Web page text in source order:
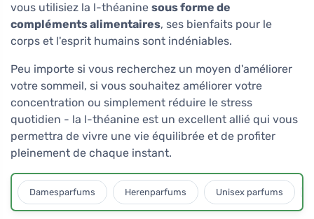
vous utilisiez la l-théanine sous forme de
compléments alimentaires, ses bienfaits pour le
corps et l'esprit humains sont indéniables.
Peu importe si vous recherchez un moyen d'améliorer
votre sommeil, si vous souhaitez améliorer votre
concentration ou simplement réduire le stress
quotidien - la l-théanine est un excellent allié qui vous
permettra de vivre une vie équilibrée et de profiter
pleinement de chaque instant.
Damesparfums Herenparfums Unisex parfums